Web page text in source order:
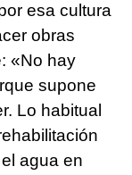
esa cultura
obras
«No hay
supone
Lo habitual
agua en